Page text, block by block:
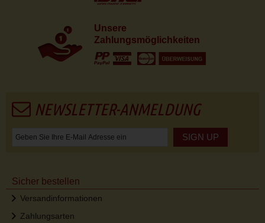
Unsere
Zahlungsmöglichkeiten
NEWSLETTER-ANMELDUNG
SIGN UP
Sicher bestellen
Versandinformationen
Zahlungsarten